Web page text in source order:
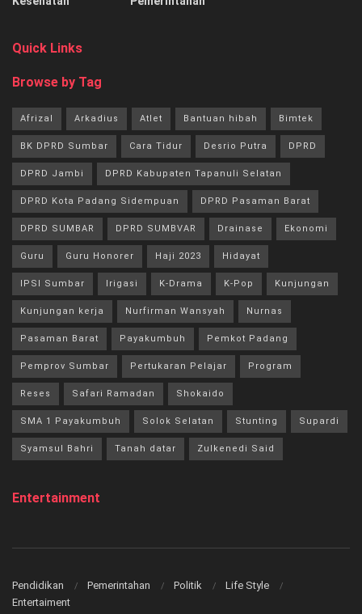
Quick Links
Browse by Tag
Afrizal Arkadius Atlet Bantuan hibah Bimtek
BK DPRD Sumbar Cara Tidur Desrio Putra DPRD
DPRD Jambi DPRD Kabupaten Tapanuli Selatan
DPRD Kota Padang Sidempuan DPRD Pasaman Barat
DPRD SUMBAR DPRD SUMBVAR Drainase Ekonomi
Guru Guru Honorer Haji 2023 Hidayat
IPSI Sumbar Irigasi K-Drama K-Pop Kunjungan
Kunjungan kerja Nurfirman Wansyah Nurnas
Pasaman Barat Payakumbuh Pemkot Padang
Pemprov Sumbar Pertukaran Pelajar Program
Reses Safari Ramadan Shokaido
SMA 1 Payakumbuh Solok Selatan Stunting Supardi
Syamsul Bahri Tanah datar Zulkenedi Said
Entertainment
Pendidikan Pemerintahan Politik
Life Style
Entertaiment